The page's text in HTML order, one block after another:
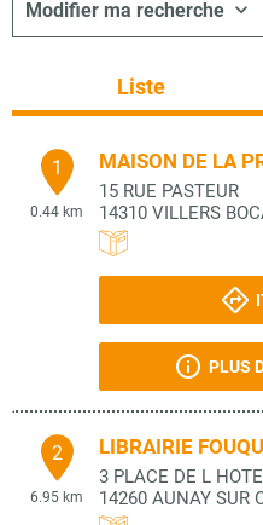
Modifier ma recherche
Liste
1
0.44 km
MAISON DE LA
15 RUE PASTEUR
14310 VILLERS
PLUS
2
6.95 km
LIBRAIRIE
3 PLACE DE L
14260 AUNAY SUR